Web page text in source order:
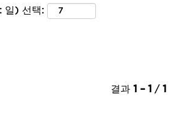
일) 선택:
결과 1 – 1 / 1